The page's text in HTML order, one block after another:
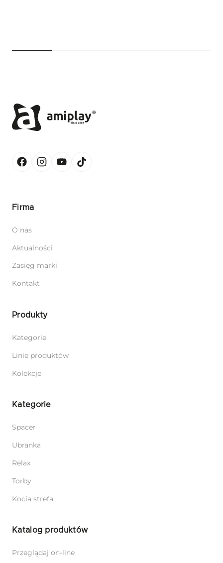
Firma
O nas
Aktualności
Zasięg marki
Kontakt
Produkty
Kategorie
Linie produktów
Kolekcje
Kategorie
Spacer
Ubranka
Relax
Torby
Kocia strefa
Katalog produktów
Przeglądaj on-line